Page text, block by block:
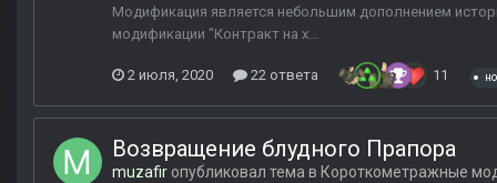
Модификация является небольшим дополнением
модификации "Контракт на х...
2 июля, 2020 22 ответа 11
Возвращение блудного Прапора
muzafir опубликовал тема в Короткометражные